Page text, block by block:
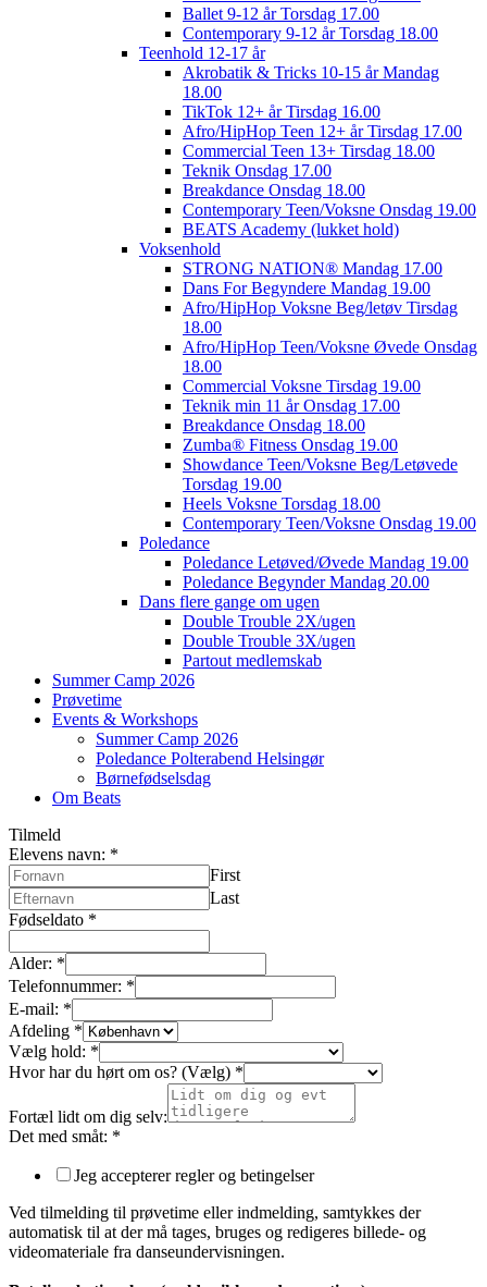
Ballet 9-12 år Torsdag 17.00
Contemporary 9-12 år Torsdag 18.00
Teenhold 12-17 år
Akrobatik & Tricks 10-15 år Mandag
18.00
TikTok 12+ år Tirsdag 16.00
Afro/HipHop Teen 12+ år Tirsdag 17.00
Commercial Teen 13+ Tirsdag 18.00
Teknik Onsdag 17.00
Breakdance Onsdag 18.00
Contemporary Teen/Voksne Onsdag 19.00
BEATS Academy (lukket hold)
Voksenhold
STRONG NATION® Mandag 17.00
Dans For Begyndere Mandag 19.00
Afro/HipHop Voksne Beg/letøv Tirsdag
18.00
Afro/HipHop Teen/Voksne Øvede Onsdag
18.00
Commercial Voksne Tirsdag 19.00
Teknik min 11 år Onsdag 17.00
Breakdance Onsdag 18.00
Zumba® Fitness Onsdag 19.00
Showdance Teen/Voksne Beg/Letøvede
Torsdag 19.00
Heels Voksne Torsdag 18.00
Contemporary Teen/Voksne Onsdag 19.00
Poledance
Poledance Letøved/Øvede Mandag 19.00
Poledance Begynder Mandag 20.00
Dans flere gange om ugen
Double Trouble 2X/ugen
Double Trouble 3X/ugen
Partout medlemskab
Summer Camp 2026
Prøvetime
Events & Workshops
Summer Camp 2026
Poledance Polterabend Helsingør
Børnefødselsdag
Om Beats
Tilmeld
Elevens navn: *
First
Last
Fødseldato *
Alder: *
Telefonnummer: *
E-mail: *
Afdeling *
Vælg hold: *
Hvor har du hørt om os? (Vælg) *
Fortæl lidt om dig selv:
Det med småt: *
Jeg accepterer regler og betingelser
Ved tilmelding til prøvetime eller indmelding, samtykkes der
automatisk til at der må tages, bruges og redigeres billede- og
videomateriale fra danseundervisningen.